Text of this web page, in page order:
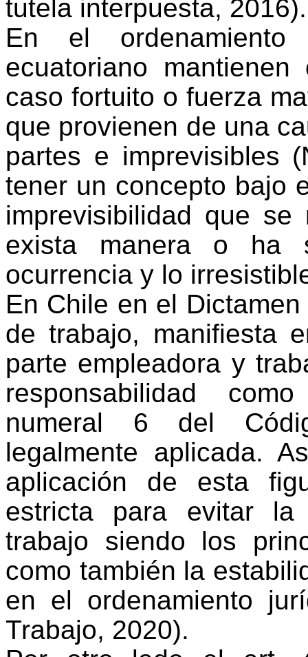
tutela interpuesta, 2016).
En el
ecuatoriano
caso fortuito o fuerza
que provienen de una
partes e imprevisibles
tener un concepto bajo
imprevisibilidad que
exista manera o ha
ocurrencia y lo
En Chile en el
de trabajo, manifiesta
parte empleadora y
responsabilidad
numeral 6 del
legalmente aplicada.
aplicación de esta
estricta para evitar
trabajo siendo los
como también la
en el ordenamiento
Trabajo, 2020).